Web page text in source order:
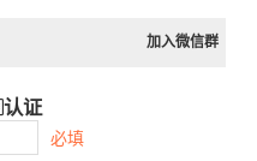
加入微信群
认证
必填